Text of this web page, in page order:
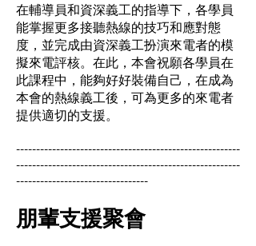
在輔導員和資深義工的指導下，各學員
能掌握更多接聽熱線的技巧和應對態
度，並完成由資深義工扮演來電者的模
擬來電評核。在此，本會祝願各學員在
此課程中，能夠好好裝備自己，在成為
本會的熱線義工後，可為更多的來電者
提供適切的支援。
--------------------------------------------------------
--------------------------------------------------------
---------------------------------
朋輩支援聚會